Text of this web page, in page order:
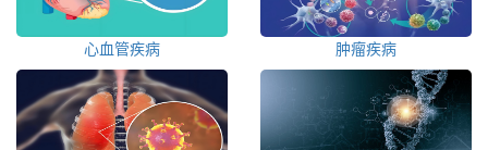
心血管疾病 肿瘤疾病